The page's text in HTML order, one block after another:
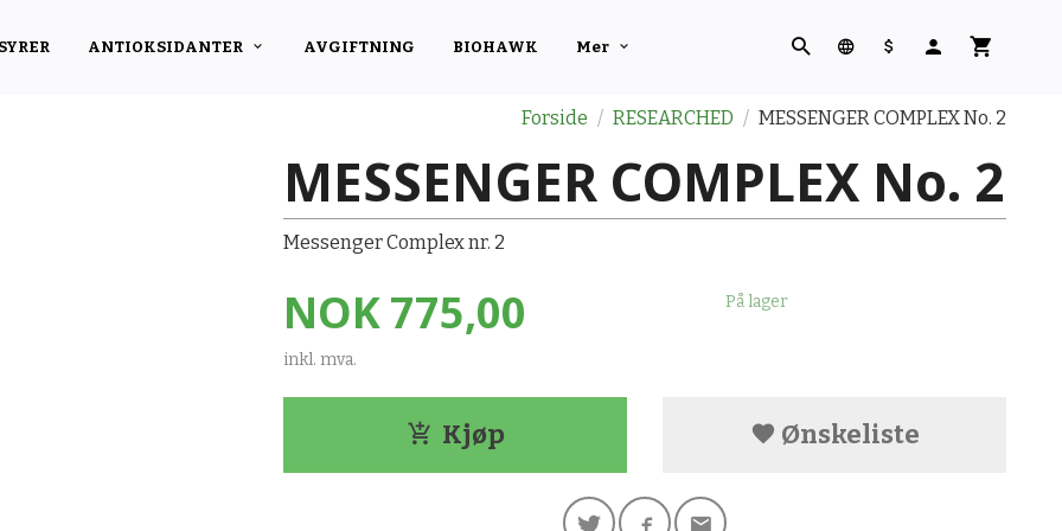
ANTIOKSIDANTER AVGIFTNING BIOHAWK Mer
Forside RESEARCHED MESSENGER COMPLEX No. 2
MESSENGER COMPLEX No. 2
Messenger Complex nr. 2
Pris
NOK775,00
inkl. mva.
På lager
Kjøp Ønskeliste